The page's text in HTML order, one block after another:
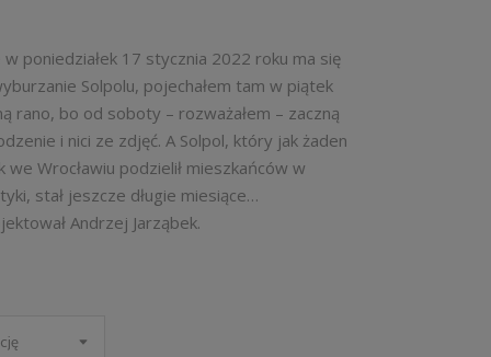
w poniedziałek 17 stycznia 2022 roku ma się
Solpolu, pojechałem tam w piątek
rano, bo od soboty – rozważałem – zaczną
i nici ze zdjęć. A Solpol, który jak żaden
we Wrocławiu podzielił mieszkańców w
stał jeszcze długie miesiące…
Andrzej Jarząbek.